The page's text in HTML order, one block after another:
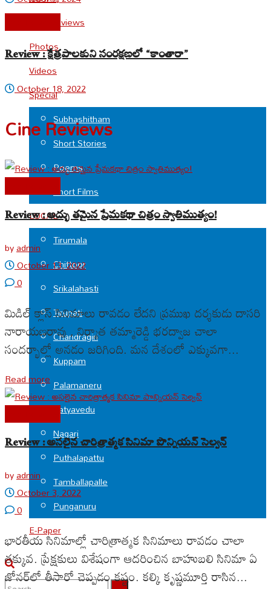
Cine Reviews
Photos
Videos
Special
Subhashitham
Short Stories
Poems
Short Films
LOCAL
Tirumala
Chittoor
Srikalahasti
Tirupati
Chandragiri
Kuppam
Palamaneru
Satyavedu
Nagari
Puthalapattu
Tamballapalle
Punganuru
E-Paper
Review : క్షేత్రపాలకుని సంరక్షణలో “కాంతారా”
October 18, 2022
Cine Reviews
Review : అద్భు తమైన ప్రేమకథా చిత్రం స్వాతిముత్యం!
byadmin
October 13, 2022
0
మిడిల్ క్లాస్ సినిమాలు రావడం లేదని ప్రముఖ దర్శకుడు దాసరి
నారాయణరావు , నిర్మాత తమ్మారెడ్డి భరద్వాజ చాలా
సందర్భాల్లో అనడం జరిగింది. మన దేశంలో ఎక్కువగా...
Read more
Review : అసలైన చారిత్రాత్మక సినిమా పొన్నియన్ సెల్వన్
byadmin
October 3, 2022
0
భారతీయ సినిమాల్లో చారిత్రాత్మక సినిమాలు రావడం చాలా
తక్కువ. ప్రేక్షకులు విశేషంగా ఆదరించిన బాహుబలి సినిమా ఏ
జోనర్‌లో తీసారో చెప్పడం కష్టం. కల్కి కృష్ణమూర్తి రాసిన...